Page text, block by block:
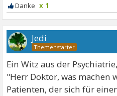
x 1
Jedi
Ein Witz aus der Psychiatrie,
"Herr Doktor, was machen
Patienten, der sich für